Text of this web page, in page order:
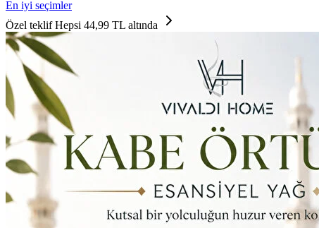
En iyi seçimler
Özel teklif Hepsi 44,99 TL altında